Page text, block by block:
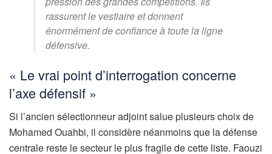
rassurent le vestiaire et donnent
énormément de confiance à toute la ligne
défensive.
« Le vrai point d’interrogation concerne
l’axe défensif »
Si l’ancien sélectionneur adjoint salue plusieurs choix de
Mohamed Ouahbi, il considère néanmoins que la défense
centrale reste le secteur le plus fragile de cette liste. Faouzi